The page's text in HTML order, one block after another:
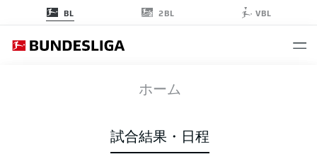
BL 2BL VBL
ホーム
試合結果・日程
M05 FCB
3 4